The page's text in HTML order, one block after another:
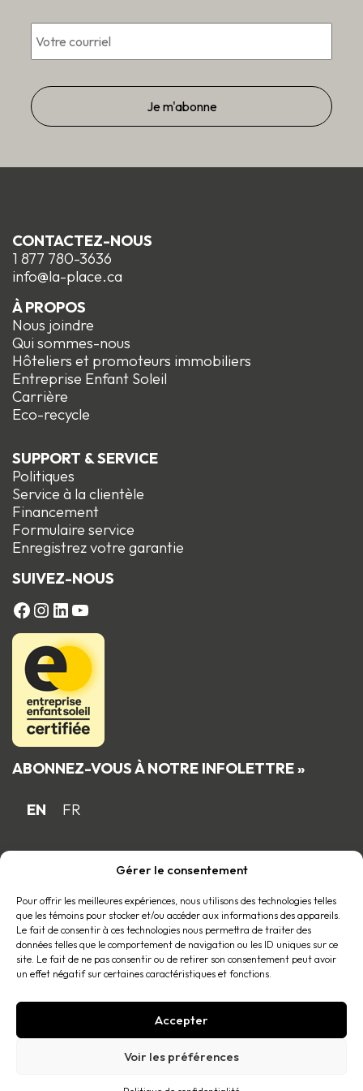
Gérer le consentement
Pour offrir les meilleures expériences, nous utilisons des technologies telles
que les témoins pour stocker et/ou accéder aux informations des appareils.
Le fait de consentir à ces technologies nous permettra de traiter des
données telles que le comportement de navigation ou les ID uniques sur ce
site. Le fait de ne pas consentir ou de retirer son consentement peut avoir
un effet négatif sur certaines caractéristiques et fonctions.
Accepter
Voir les préférences
Courriel *
CONTACTEZ-NOUS
1 877 780-3636
info@la-place.ca
À PROPOS
Nous joindre
Qui sommes-nous
Hôteliers et promoteurs immobiliers
Entreprise Enfant Soleil
Carrière
Eco-recycle
SUPPORT & SERVICE
Politiques
Service à la clientèle
Financement
Formulaire service
Enregistrez votre garantie
SUIVEZ-NOUS
FACEBOOK
Instagram
LinkedIn
YouTube
ABONNEZ-VOUS À NOTRE INFOLETTRE »
EN FR
Fière entreprise familiale québécoise
membre du
© 2026 La place Tous droits réservés |